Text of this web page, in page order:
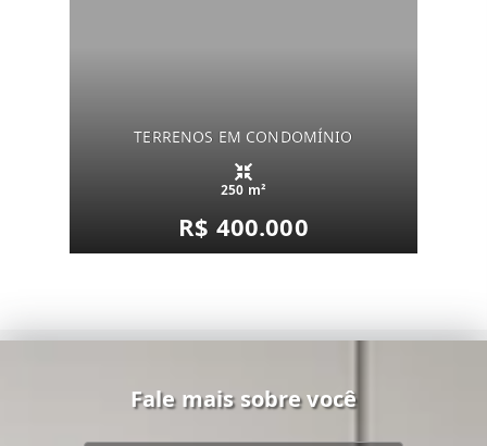
TERRENOS EM CONDOMÍNIO
250 m²
R$ 400.000
Fale mais sobre você